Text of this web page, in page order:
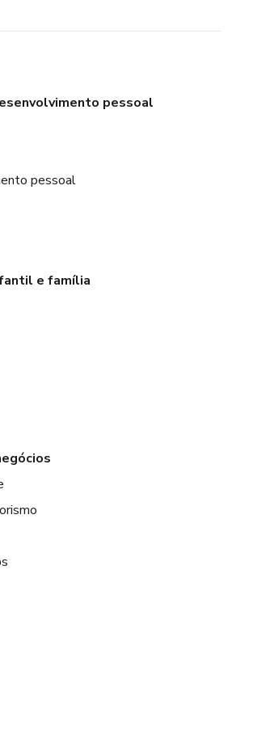
pessoal
pessoal
e família